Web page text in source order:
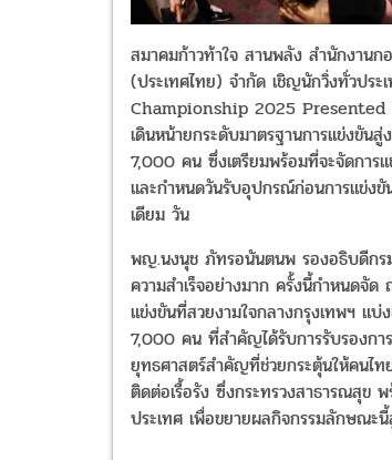
สมาคมก้าวท้าใจ สานพลัง สำนักงาน
(ประเทศไทย) จำกัด เชิญนักวิ่งทั่วประ
Championship 2025 Presented
เดินหน้ายกระดับมาตรฐานการแข่งขันสู่
7,000 คน ซึ่งเตรียมพร้อมที่จะจัดกา
และกำหนดวันรับอุปกรณ์ก่อนการแข่ง
เดียม วัน
พญ.นงนุช ภัทรอนันตนพ รองอธิบดีกร
ความสำเร็จอย่างมาก ครั้งนี้กำหนดจั
แข่งขันที่สวยงามใจกลางกรุงเทพฯ แ
7,000 คน ที่สำคัญได้รับการรับรองกา
ยุทธศาสตร์สำคัญที่ช่วยกระตุ้นให้คนไท
ติดต่อเรื้อรัง ซึ่งกระทรวงสาธารณสุข
ประเทศ เพื่อขยายผลกิจกรรมลักษณะ